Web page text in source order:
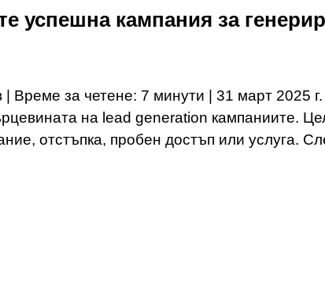
успешна кампания за
Време за четене: 7 минути | 31 март 2025
на lead generation кампаниите.
отстъпка, пробен достъп или услуга.